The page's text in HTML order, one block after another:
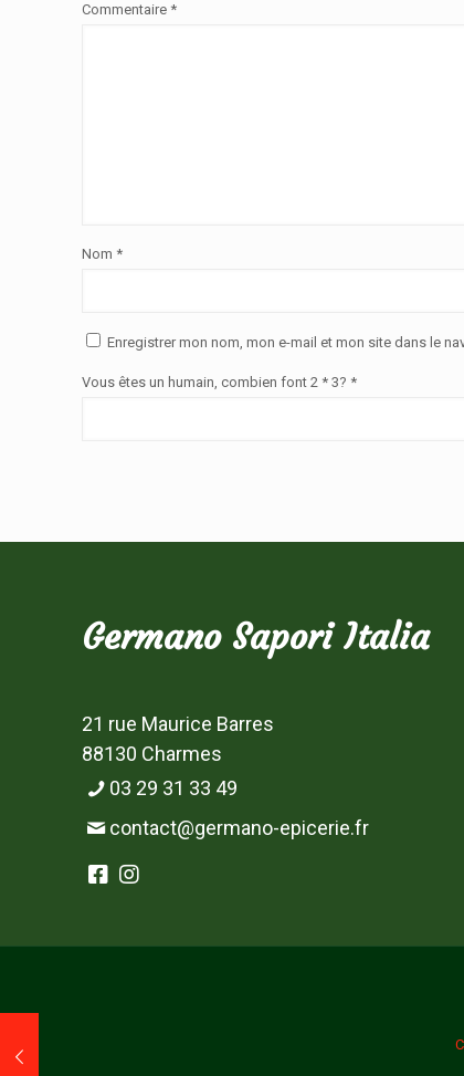
Commentaire *
Nom *
Enregistrer mon nom, mon e-mail et mon site dans le
Vous êtes un humain, combien font 2 * 3? *
Germano Sapori Italia
21 rue Maurice Barres
88130 Charmes
03 29 31 33 49
contact@germano-epicerie.fr